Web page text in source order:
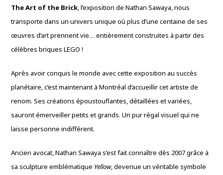
The Art of the Brick, l’exposition de Nathan Sawaya, nous
transporte dans un univers unique où plus d’une centaine de ses
œuvres d’art prennent vie… entièrement construites à partir des
célèbres briques LEGO !
Après avoir conquis le monde avec cette exposition au succès
planétaire, c’est maintenant à Montréal d’accueillir cet artiste de
renom. Ses créations époustouflantes, détaillées et variées,
sauront émerveiller petits et grands. Un pur régal visuel qui ne
laisse personne indifférent.
Ancien avocat, Nathan Sawaya s’est fait connaître dès 2007 grâce à
sa sculpture emblématique Yellow, devenue un véritable symbole